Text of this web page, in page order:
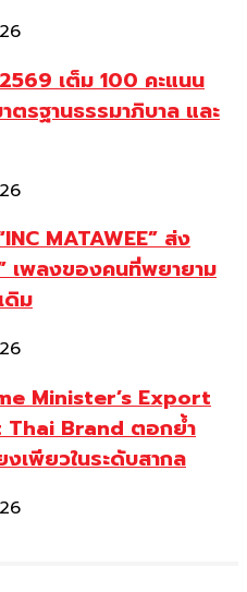
เต็ม 100 คะแนน
รฐานธรรมาภิบาล และ
MATAWEE” ส่ง
เพลงของคนที่พยายาม
ดิม
Minister’s Export
Thai Brand ตอกย้ำ
เพียวในระดับสากล